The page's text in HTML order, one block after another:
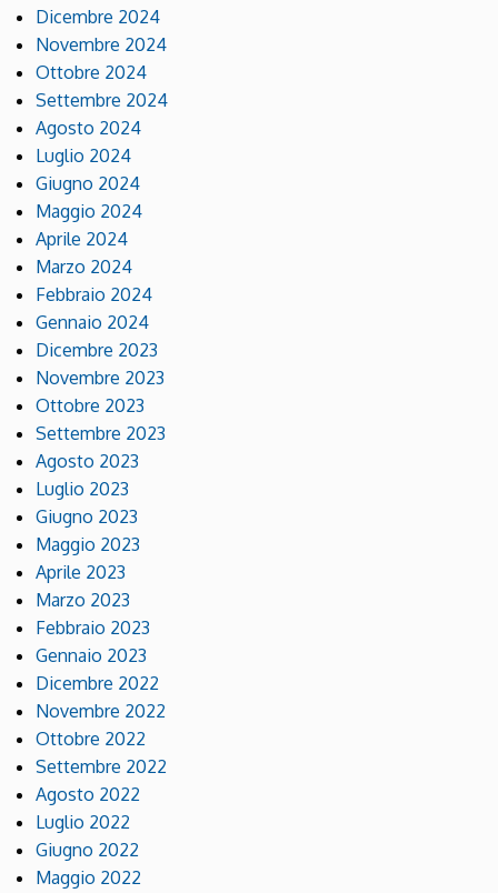
Dicembre 2024
Novembre 2024
Ottobre 2024
Settembre 2024
Agosto 2024
Luglio 2024
Giugno 2024
Maggio 2024
Aprile 2024
Marzo 2024
Febbraio 2024
Gennaio 2024
Dicembre 2023
Novembre 2023
Ottobre 2023
Settembre 2023
Agosto 2023
Luglio 2023
Giugno 2023
Maggio 2023
Aprile 2023
Marzo 2023
Febbraio 2023
Gennaio 2023
Dicembre 2022
Novembre 2022
Ottobre 2022
Settembre 2022
Agosto 2022
Luglio 2022
Giugno 2022
Maggio 2022